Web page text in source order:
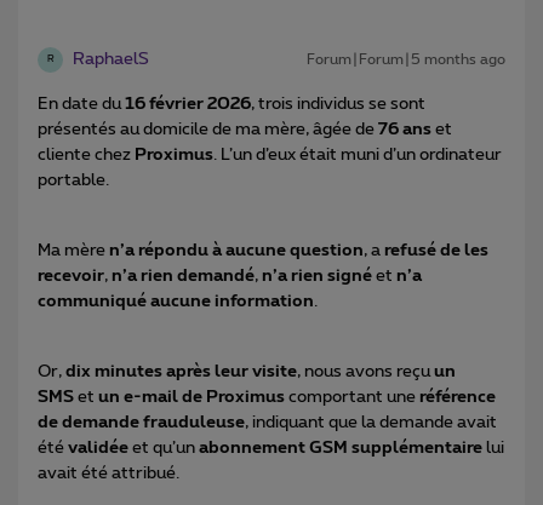
R RaphaelS Forum|Forum|5 months ago
En date du16 février 2026, trois individus se sont
présentés au domicile de ma mère, âgée de 76 ans et
cliente chez Proximus. L’un d’eux était muni d’un ordinateur
portable.
Ma mère n’a répondu à aucune question, a refusé de les
recevoir, n’a rien demandé, n’a rien signé et n’a
communiqué aucune information.
Or, dix minutes après leur visite, nous avons reçuun
SMS et un e-mail de Proximus comportant une référence
de demande frauduleuse, indiquant que la demande avait
été validée et qu’un abonnement GSM supplémentaire lui
avait été attribué.